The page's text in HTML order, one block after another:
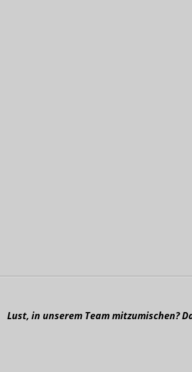
Lust, in unserem Team mitzumischen?